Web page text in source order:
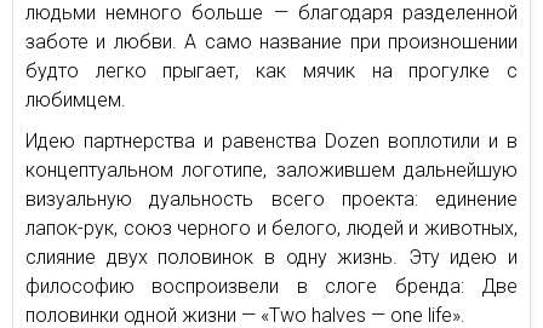
людьми немного больше — благодаря разделенной
заботе и любви. А само название при произношении
будто легко прыгает, как мячик на прогулке с
любимцем.
Идею партнерства и равенства Dozen воплотили и в
концептуальном логотипе, заложившем дальнейшую
визуальную дуальность всего проекта: единение
лапок-рук, союз черного и белого, людей и животных,
слияние двух половинок в одну жизнь. Эту идею и
философию воспроизвели в слоге бренда: Две
половинки одной жизни — «Two halves — one life».